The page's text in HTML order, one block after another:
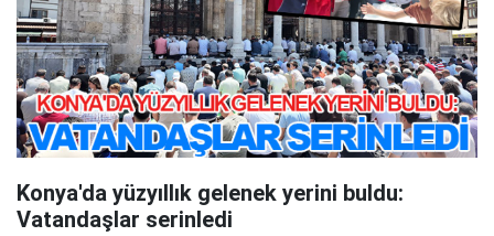
Konya'da yüzyıllık gelenek yerini buldu:
Vatandaşlar serinledi